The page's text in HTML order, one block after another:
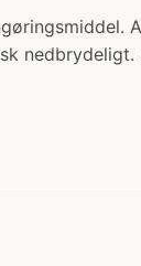
nedbrydeligt.